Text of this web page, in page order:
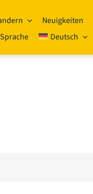
Neuigkeiten
Deutsch